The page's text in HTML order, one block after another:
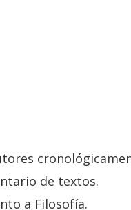
de textos.
a Filosofía.